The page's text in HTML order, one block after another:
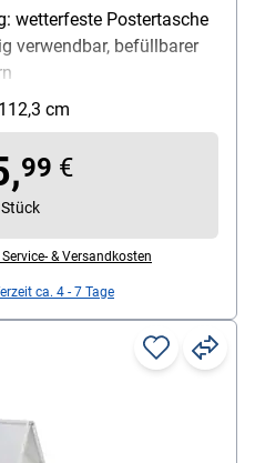
wetterfeste Postertasche
verwendbar, befüllbarer
A1
cm
99 €
& Versandkosten
ca. 4 - 7 Tage